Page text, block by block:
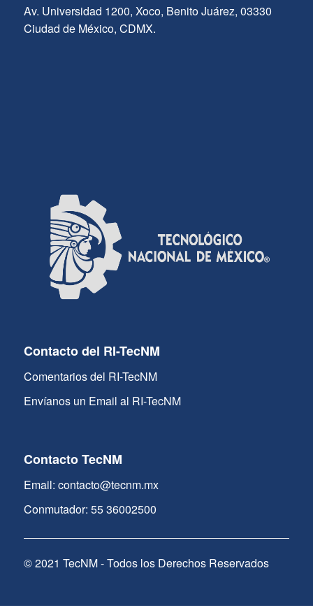
Av. Universidad 1200, Xoco, Benito Juárez, 03330
Ciudad de México, CDMX.
Contacto del RI-TecNM
Comentarios del RI-TecNM
Envíanos un Email al RI-TecNM
Contacto TecNM
Email: contacto@tecnm.mx
Conmutador: 55 36002500
© 2021 TecNM - Todos los Derechos Reservados